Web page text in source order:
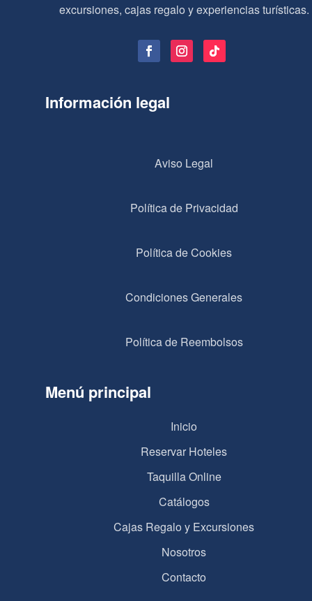
excursiones, cajas regalo y experiencias turísticas.
Información legal
Aviso Legal
Política de Privacidad
Política de Cookies
Condiciones Generales
Política de Reembolsos
Menú principal
Inicio
Reservar Hoteles
Taquilla Online
Catálogos
Cajas Regalo y Excursiones
Nosotros
Contacto